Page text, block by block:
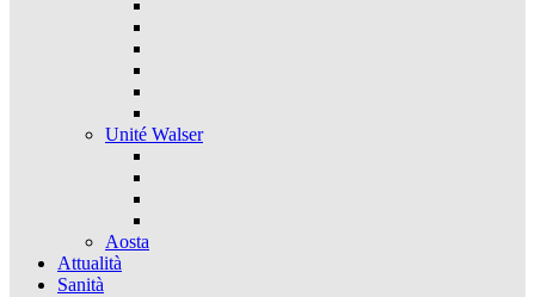
Unité Walser
Aosta
Attualità
Sanità